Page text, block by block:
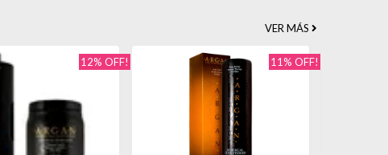
VER MÁS
12% OFF! 11% OFF!